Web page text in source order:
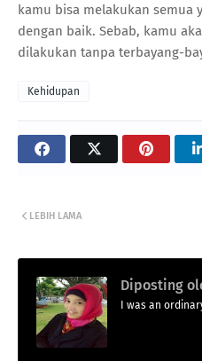
kamu bisa melakukan semua
dengan baik. Sebab, kamu
dilakukan tanpa terbayang-
Kehidupan
LEBIH LAMA
Diposting
I was an